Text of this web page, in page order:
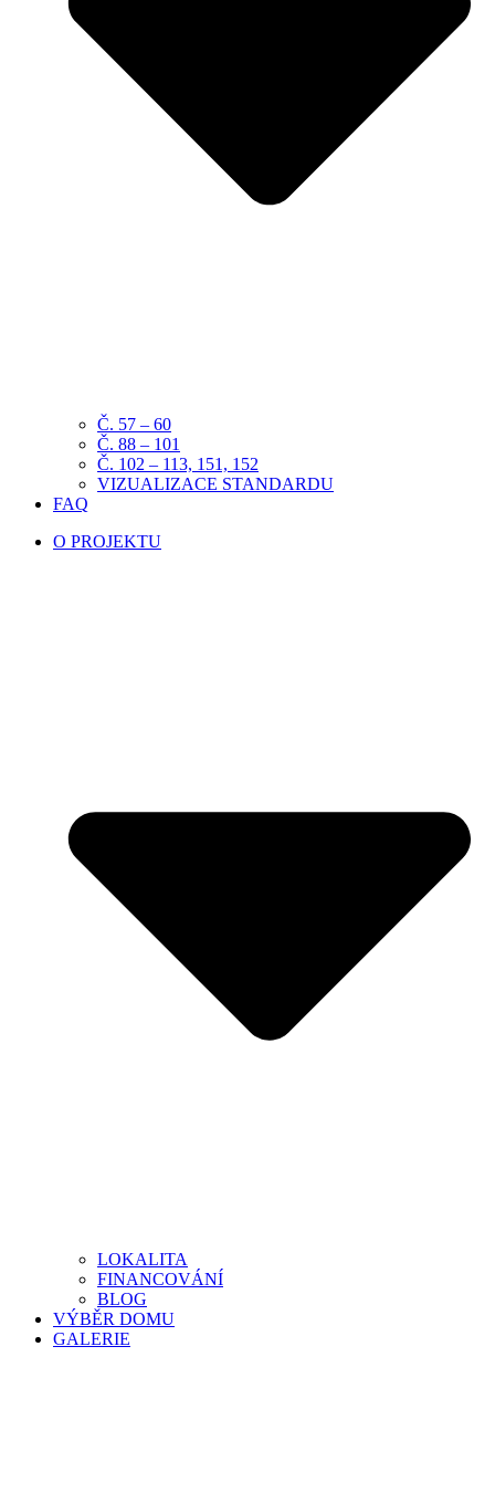
Č. 57 – 60
Č. 88 – 101
Č. 102 – 113, 151, 152
VIZUALIZACE STANDARDU
FAQ
O PROJEKTU
LOKALITA
FINANCOVÁNÍ
BLOG
VÝBĚR DOMU
GALERIE